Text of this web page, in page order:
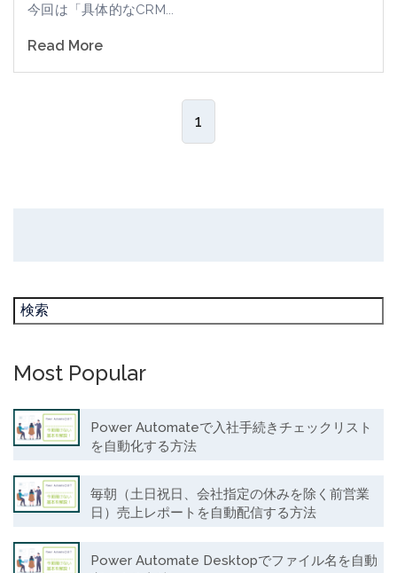
今回は「具体的なCRM...
Read More
1
Most Popular
Power Automateで入社手続きチェックリスト
を自動化する方法
毎朝（土日祝日、会社指定の休みを除く前営業
日）売上レポートを自動配信する方法
Power Automate Desktopでファイル名を自動